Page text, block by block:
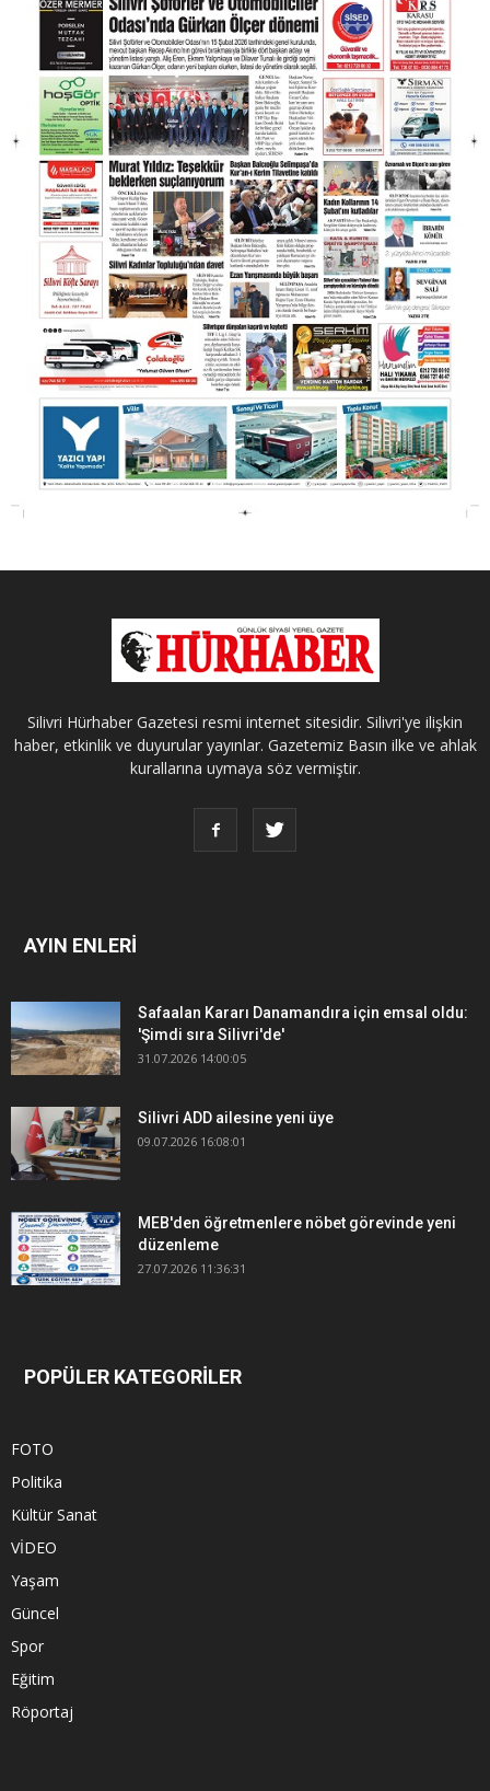
Silivri Hürhaber Gazetesi resmi internet sitesidir. Silivri'ye ilişkin
haber, etkinlik ve duyurular yayınlar. Gazetemiz Basın ilke ve ahlak
kurallarına uymaya söz vermiştir.
AYIN ENLERİ
Safaalan Kararı Danamandıra için emsal oldu:
'Şimdi sıra Silivri'de'
31.07.2026 14:00:05
Silivri ADD ailesine yeni üye
09.07.2026 16:08:01
MEB'den öğretmenlere nöbet görevinde yeni
düzenleme
27.07.2026 11:36:31
POPÜLER KATEGORİLER
FOTO
Politika
Kültür Sanat
VİDEO
Yaşam
Güncel
Spor
Eğitim
Röportaj